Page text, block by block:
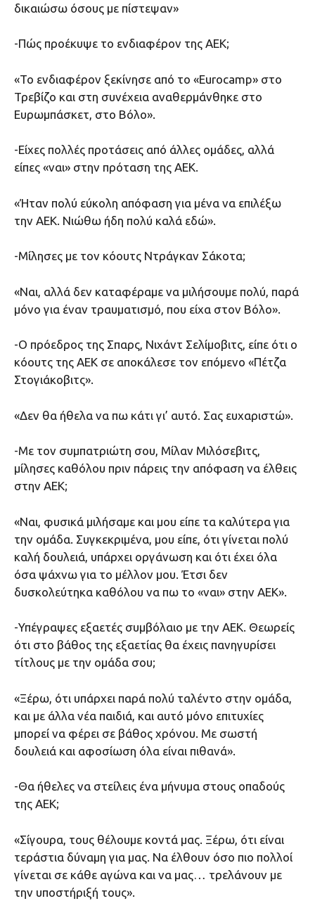
δικαιώσω όσους με πίστεψαν»
-Πώς προέκυψε το ενδιαφέρον της ΑΕΚ;
«Το ενδιαφέρον ξεκίνησε από το «Eurocamp» στο
Τρεβίζο και στη συνέχεια αναθερμάνθηκε στο
Ευρωμπάσκετ, στο Βόλο».
-Είχες πολλές προτάσεις από άλλες ομάδες, αλλά
είπες «ναι» στην πρόταση της ΑΕΚ.
«Ήταν πολύ εύκολη απόφαση για μένα να επιλέξω
την ΑΕΚ. Νιώθω ήδη πολύ καλά εδώ».
-Μίλησες με τον κόουτς Ντράγκαν Σάκοτα;
«Ναι, αλλά δεν καταφέραμε να μιλήσουμε πολύ, παρά
μόνο για έναν τραυματισμό, που είχα στον Βόλο».
-Ο πρόεδρος της Σπαρς, Νιχάντ Σελίμοβιτς, είπε ότι ο
κόουτς της ΑΕΚ σε αποκάλεσε τον επόμενο «Πέτζα
Στογιάκοβιτς».
«Δεν θα ήθελα να πω κάτι γι’ αυτό. Σας ευχαριστώ».
-Με τον συμπατριώτη σου, Μίλαν Μιλόσεβιτς,
μίλησες καθόλου πριν πάρεις την απόφαση να έλθεις
στην ΑΕΚ;
«Ναι, φυσικά μιλήσαμε και μου είπε τα καλύτερα για
την ομάδα. Συγκεκριμένα, μου είπε, ότι γίνεται πολύ
καλή δουλειά, υπάρχει οργάνωση και ότι έχει όλα
όσα ψάχνω για το μέλλον μου. Έτσι δεν
δυσκολεύτηκα καθόλου να πω το «ναι» στην ΑΕΚ».
-Υπέγραψες εξαετές συμβόλαιο με την ΑΕΚ. Θεωρείς
ότι στο βάθος της εξαετίας θα έχεις πανηγυρίσει
τίτλους με την ομάδα σου;
«Ξέρω, ότι υπάρχει παρά πολύ ταλέντο στην ομάδα,
και με άλλα νέα παιδιά, και αυτό μόνο επιτυχίες
μπορεί να φέρει σε βάθος χρόνου. Με σωστή
δουλειά και αφοσίωση όλα είναι πιθανά».
-Θα ήθελες να στείλεις ένα μήνυμα στους οπαδούς
της ΑΕΚ;
«Σίγουρα, τους θέλουμε κοντά μας. Ξέρω, ότι είναι
τεράστια δύναμη για μας. Να έλθουν όσο πιο πολλοί
γίνεται σε κάθε αγώνα και να μας… τρελάνουν με
την υποστήριξή τους».